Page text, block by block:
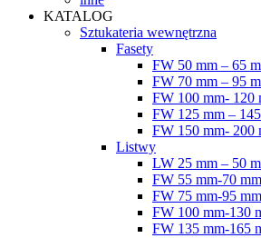
KATALOG
Sztukateria wewnętrzna
Fasety
FW 50 mm – 65
FW 70 mm – 95
FW 100 mm- 120
FW 125 mm –
FW 150 mm- 200
Listwy
LW 25 mm – 50
FW 55 mm-70 mm
FW 75 mm-95 mm
FW 100 mm-130
FW 135 mm-165